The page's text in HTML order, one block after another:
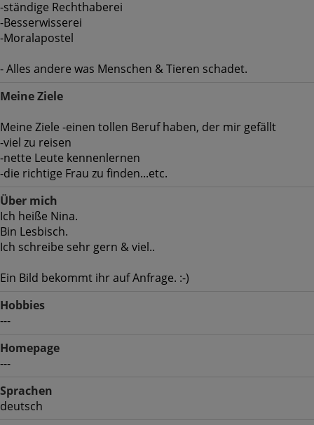
-ständige Rechthaberei
-Besserwisserei
-Moralapostel
- Alles andere was Menschen & Tieren schadet.
Meine Ziele
Meine Ziele -einen tollen Beruf haben, der mir gefällt
-viel zu reisen
-nette Leute kennenlernen
-die richtige Frau zu finden...etc.
Über mich
Ich heiße Nina.
Bin Lesbisch.
Ich schreibe sehr gern & viel..
Ein Bild bekommt ihr auf Anfrage. :-)
Hobbies
---
Homepage
---
Sprachen
deutsch